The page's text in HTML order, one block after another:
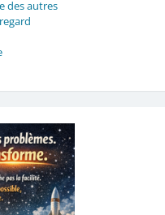
des autres